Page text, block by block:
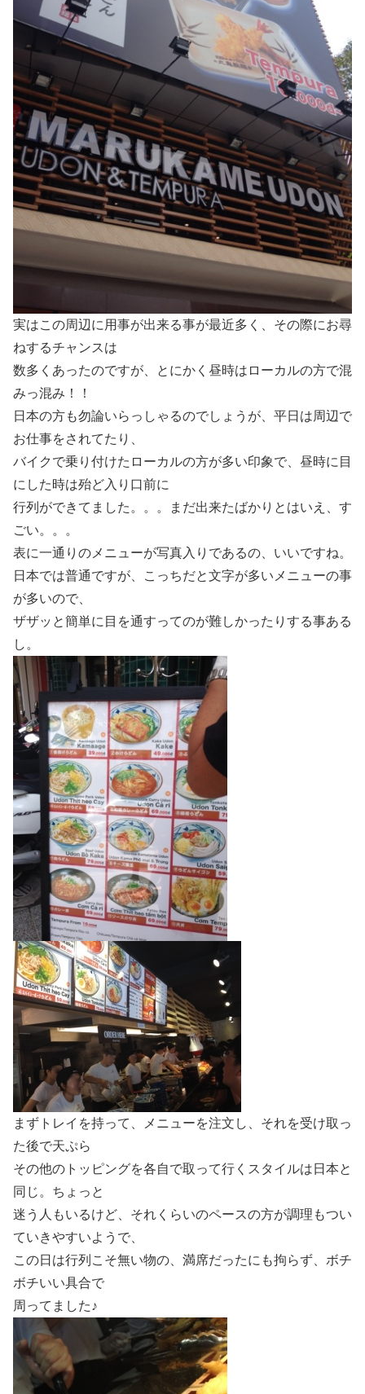
実はこの周辺に用事が出来る事が最近多く、その際にお尋
ねするチャンスは
数多くあったのですが、とにかく昼時はローカルの方で混
みっ混み！！
日本の方も勿論いらっしゃるのでしょうが、平日は周辺で
お仕事をされてたり、
バイクで乗り付けたローカルの方が多い印象で、昼時に目
にした時は殆ど入り口前に
行列ができてました。。。まだ出来たばかりとはいえ、す
ごい。。。
表に一通りのメニューが写真入りであるの、いいですね。
日本では普通ですが、こっちだと文字が多いメニューの事
が多いので、
ザザッと簡単に目を通すってのが難しかったりする事ある
し。
まずトレイを持って、メニューを注文し、それを受け取っ
た後で天ぷら
その他のトッピングを各自で取って行くスタイルは日本と
同じ。ちょっと
迷う人もいるけど、それくらいのペースの方が調理もつい
ていきやすいようで、
この日は行列こそ無い物の、満席だったにも拘らず、ボチ
ボチいい具合で
周ってました♪